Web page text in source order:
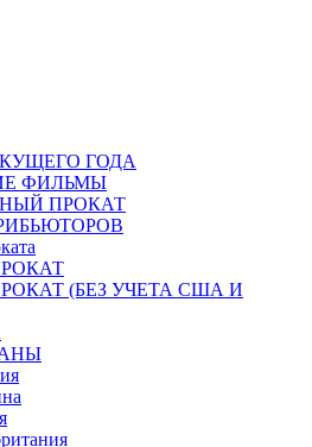
ГОДА
ФИЛЬМЫ
ПРОКАТ
(БЕЗ УЧЕТА США И